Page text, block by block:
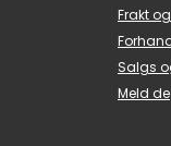
Frakt
Salgs
Meld